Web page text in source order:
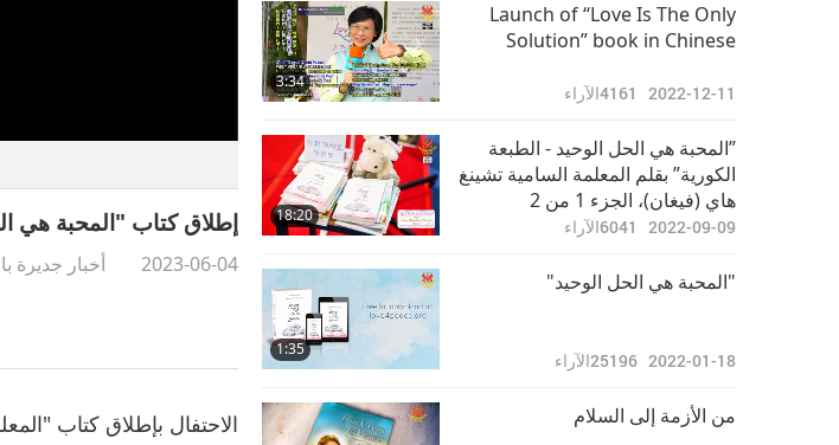
إطلاق كتاب "المحبة هي
2023-06-04 أخبار جديرة
الاحتفال بإطلاق كتاب
3:34
Launch of “Love Is The Only
Solution” book in Chinese
2022-12-11
4161الآراء
18:20
”المحبة هي الحل الوحيد - الطبعة
الكورية” بقلم المعلمة السامية تشينغ
هاي (فيغان)، الجزء 1 من 2
2022-09-09
6041الآراء
1:35
"المحبة هي الحل الوحيد"
2022-01-18
25196الآراء
من الأزمة إلى السلام